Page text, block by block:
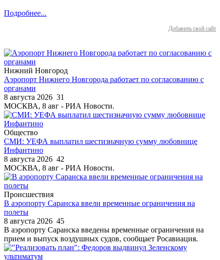
Подробнее...
Добавить свой сайт
Нижний Новгород
Аэропорт Нижнего Новгорода работает по согласованию с
органами
8 августа 2026 31
МОСКВА, 8 авг - РИА Новости.
Общество
СМИ: УЕФА выплатил шестизначную сумму любовнице
Инфантино
8 августа 2026 42
МОСКВА, 8 авг - РИА Новости.
Происшествия
В аэропорту Саранска ввели временные ограничения на
полеты
8 августа 2026 45
В аэропорту Саранска введены временные ограничения на
прием и выпуск воздушных судов, сообщает Росавиация.